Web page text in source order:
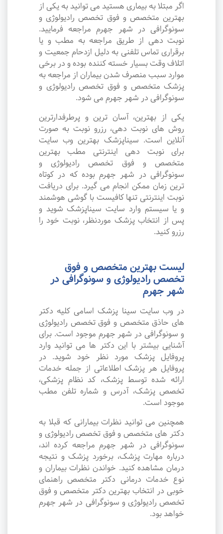
اگر مبتلا به بیماری هستید می توانید به یکی از
بهترین متخصص و فوق تخصص رادیولوژی و
سونوگرافی در شهر جهرم مراجعه فرمایید.
نوبت دهی از طریق مراجعه به مطب و یا
برقراری تماس تلفنی به دلیل ازدحام جمعیت و
اتلاف وقت بسیار خسته کننده بوده و در برخی
موارد سبب منصرف شدن بیماران از مراجعه به
پزشک متخصص و فوق تخصص رادیولوژی و
سونوگرافی در شهر جهرم می شود.
یکی از بهترین، آسان ترین و پرطرفدارترین
روش های نوبت دهی، رزرو نوبت به صورت
آنلاین است. سیناپزشک بهترین وب سایت
برای نوبت دهی اینترنتی مطب بهترین
متخصص و فوق تخصص رادیولوژی و
سونوگرافی در شهر جهرم بوده که در کوتاه
ترین زمان ممکن انجام می گیرد. برای دریافت
نوبت اینترنتی تنها کافیست با گوشی هوشمند
و یا سیستم وارد سایت سیناپزشک شوید و
پس از انتخاب پزشک موردنظر، نوبت خود را
رزرو کنید.
لیست بهترین متخصص و فوق
تخصص رادیولوژی و سونوگرافی در
شهر جهرم
در وب سایت سینا پزشک اسامی کلیه دکتر
های حاذق متخصص و فوق تخصص رادیولوژی
و سونوگرافی در شهر جهرم موجود است. برای
آشنایی بیشتر با این دکتر ها می توانید وارد
پروفایل پزشک مورد نظر خود شوید. در
پروفایل هر پزشک اطلاعاتی از جمله خدمات
ارائه شده توسط پزشک، کد نظام پزشکی،
تخصص پزشک، آدرس و شماره تلفن مطب
موجود است.
همچنین می توانید نظرات بیمارانی که قبلا به
دکتر های متخصص و فوق تخصص رادیولوژی و
سونوگرافی در شهر جهرم مراجعه کرده اند،
درباره مهارت پزشک، برخورد پزشک و نتیجه
درمان مشاهده کنید. خواندن نظرات بیماران و
نوع خدمات درمانی دکتر متخصص راهنمای
خوبی در انتخاب بهترین دکتر متخصص و فوق
تخصص رادیولوژی و سونوگرافی در شهر جهرم
خواهد بود.